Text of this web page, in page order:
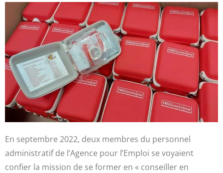
En septembre 2022, deux membres du personnel
administratif de l’Agence pour l’Emploi se voyaient
confier la mission de se former en « conseiller en